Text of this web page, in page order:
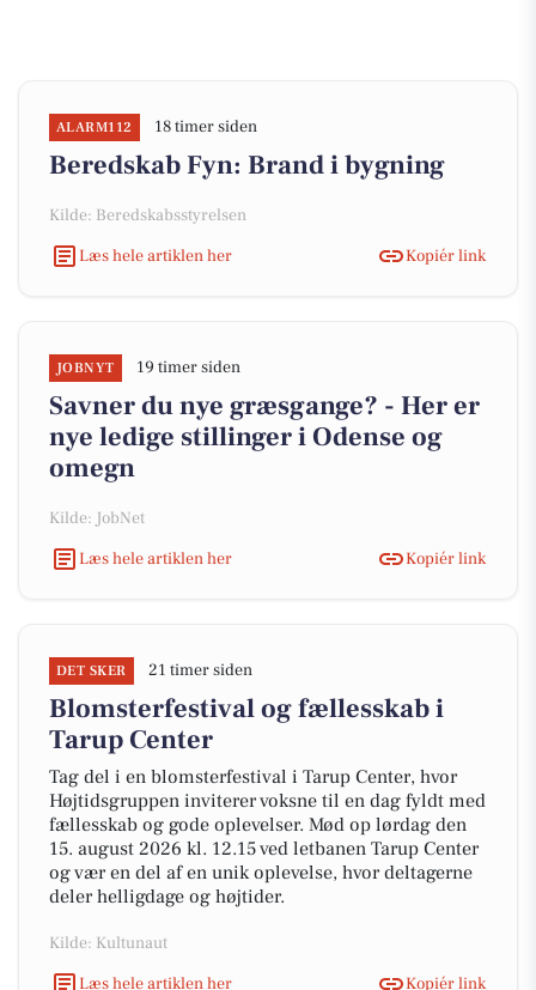
ALARM112 18 timer siden
Beredskab Fyn: Brand i bygning
Kilde: Beredskabsstyrelsen
Læs hele artiklen her
Kopiér link
JOBNYT 19 timer siden
Savner du nye græsgange? - Her er
nye ledige stillinger i Odense og
omegn
Kilde: JobNet
Læs hele artiklen her
Kopiér link
DET SKER 21 timer siden
Blomsterfestival og fællesskab i
Tarup Center
Tag del i en blomsterfestival i Tarup Center, hvor
Højtidsgruppen inviterer voksne til en dag fyldt med
fællesskab og gode oplevelser. Mød op lørdag den
15. august 2026 kl. 12.15 ved letbanen Tarup Center
og vær en del af en unik oplevelse, hvor deltagerne
deler helligdage og højtider.
Kilde: Kultunaut
Læs hele artiklen her
Kopiér link